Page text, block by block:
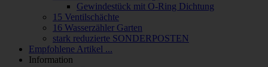
Gewindestück mit O-Ring Dichtung
15 Ventilschächte
16 Wasserzähler Garten
stark reduzierte SONDERPOSTEN
Empfohlene Artikel ...
Information